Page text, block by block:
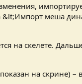
&lt;Импорт меша
на скелете.
на скрине)